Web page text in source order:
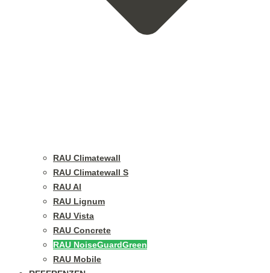
RAU Climatewall
RAU Climatewall S
RAU Al
RAU Lignum
RAU Vista
RAU Concrete
RAU NoiseGuardGreen
RAU Mobile